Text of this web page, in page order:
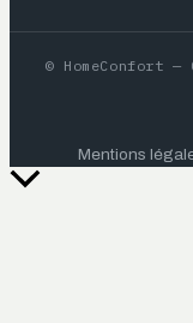
© HomeConfort
Mentions